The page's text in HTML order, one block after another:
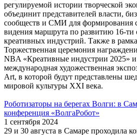
регулируемой истории творческой
объединит представителей власти,
сообществ и СМИ для формирования
видения маршрута по развитию 16-ти
креативных индустрий. Также в
Торжественная церемония
NBA «Креативные индустрии 2025»
международная художественная
Art, в которой будут представлены
мировой культуры XXI века.
Роботизаторы на берегах Волги: в
конференция «ВолгаРобот»
1 сентября 2024
29 и 30 августа в Самаре проходила